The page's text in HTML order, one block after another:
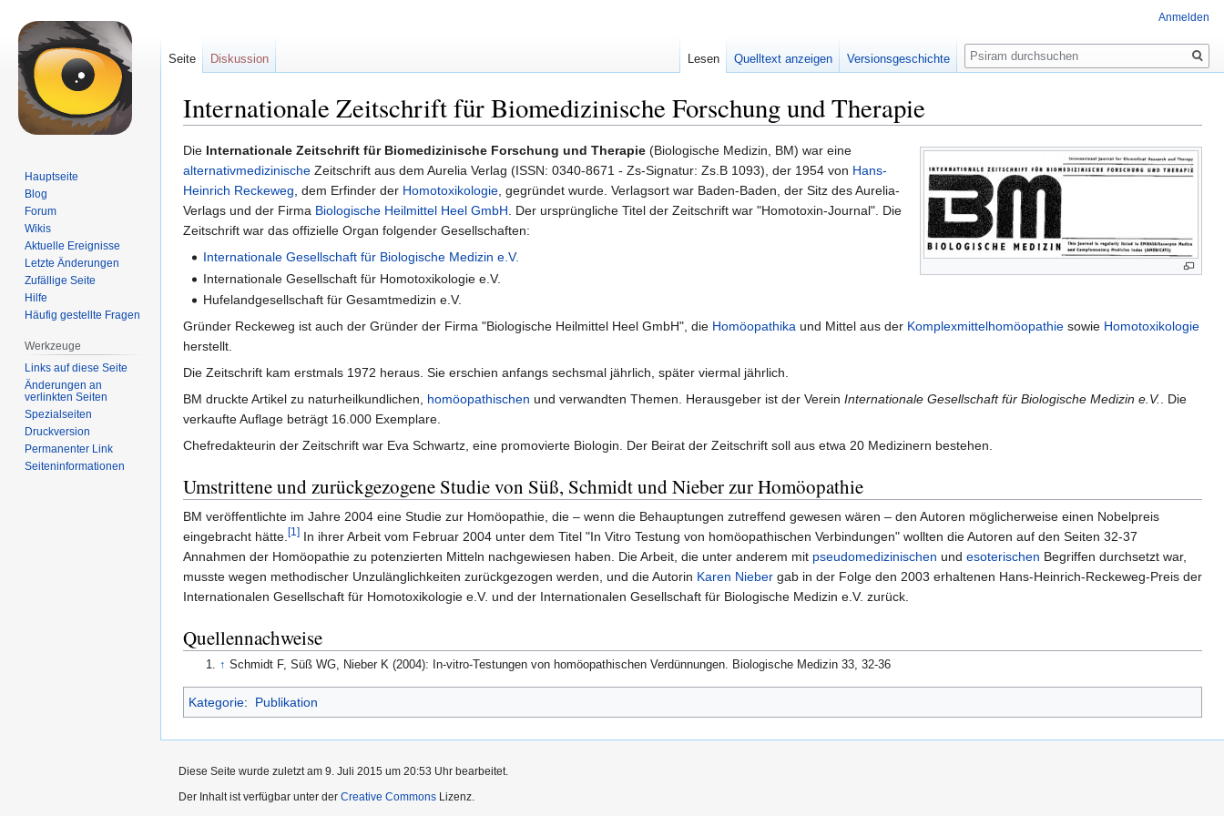
Internationale Zeitschrift für Biomedizinische Forschung und Therapie
Zur
Navigation
springen
Zur
Suche
springen
Die Internationale Zeitschrift für Biomedizinische Forschung und Therapie (Biologische Medizin, BM) war eine
alternativmedizinische Zeitschrift aus dem Aurelia Verlag (ISSN: 0340-8671 - Zs-Signatur: Zs.B 1093), der 1954 von Hans-
Heinrich Reckeweg, dem Erfinder der Homotoxikologie, gegründet wurde. Verlagsort war Baden-Baden, der Sitz des Aurelia-
Verlags und der Firma Biologische Heilmittel Heel GmbH. Der ursprüngliche Titel der Zeitschrift war "Homotoxin-Journal". Die
Zeitschrift war das offizielle Organ folgender Gesellschaften:
Internationale Gesellschaft für Biologische Medizin e.V.
Internationale Gesellschaft für Homotoxikologie e.V.
Hufelandgesellschaft für Gesamtmedizin e.V.
Gründer Reckeweg ist auch der Gründer der Firma "Biologische Heilmittel Heel GmbH", die Homöopathika und Mittel aus der Komplexmittelhomöopathie sowie Homotoxikologie
herstellt.
Die Zeitschrift kam erstmals 1972 heraus. Sie erschien anfangs sechsmal jährlich, später viermal jährlich.
BM druckte Artikel zu naturheilkundlichen, homöopathischen und verwandten Themen. Herausgeber ist der Verein Internationale Gesellschaft für Biologische Medizin e.V.. Die
verkaufte Auflage beträgt 16.000 Exemplare.
Chefredakteurin der Zeitschrift war Eva Schwartz, eine promovierte Biologin. Der Beirat der Zeitschrift soll aus etwa 20 Medizinern bestehen.
Umstrittene und zurückgezogene Studie von Süß, Schmidt und Nieber zur Homöopathie
BM veröffentlichte im Jahre 2004 eine Studie zur Homöopathie, die – wenn die Behauptungen zutreffend gewesen wären – den Autoren möglicherweise einen Nobelpreis
eingebracht hätte.[1] In ihrer Arbeit vom Februar 2004 unter dem Titel "In Vitro Testung von homöopathischen Verbindungen" wollten die Autoren auf den Seiten 32-37
Annahmen der Homöopathie zu potenzierten Mitteln nachgewiesen haben. Die Arbeit, die unter anderem mit pseudomedizinischen und esoterischen Begriffen durchsetzt war,
musste wegen methodischer Unzulänglichkeiten zurückgezogen werden, und die Autorin Karen Nieber gab in der Folge den 2003 erhaltenen Hans-Heinrich-Reckeweg-Preis der
Internationalen Gesellschaft für Homotoxikologie e.V. und der Internationalen Gesellschaft für Biologische Medizin e.V. zurück.
Quellennachweise
↑ Schmidt F, Süß WG, Nieber K (2004): In-vitro-Testungen von homöopathischen Verdünnungen. Biologische Medizin 33, 32-36
Kategorie: Publikation
Anmelden
Seite Diskussion Lesen Quelltext anzeigen Versionsgeschichte
Suche
Hauptseite
Blog
Forum
Wikis
Aktuelle Ereignisse
Letzte Änderungen
Zufällige Seite
Hilfe
Häufig gestellte Fragen
Werkzeuge
Links auf diese Seite
Änderungen an
verlinkten Seiten
Spezialseiten
Druckversion
Permanenter Link
Seiten­informationen
Diese Seite wurde zuletzt am 9. Juli 2015 um 20:53 Uhr bearbeitet.
Der Inhalt ist verfügbar unter der Creative Commons Lizenz.